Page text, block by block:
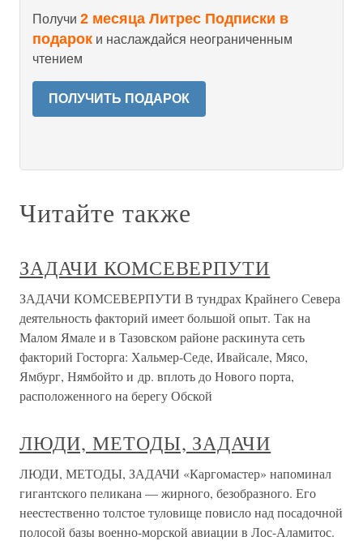
Получи 2 месяца Литрес Подписки в
подарок и наслаждайся неограниченным
чтением
ПОЛУЧИТЬ ПОДАРОК
Читайте также
ЗАДАЧИ КОМСЕВЕРПУТИ
ЗАДАЧИ КОМСЕВЕРПУТИ В тундрах Крайнего Севера
деятельность факторий имеет большой опыт. Так на
Малом Ямале и в Тазовском районе раскинута сеть
факторий Госторга: Хальмер-Седе, Ивайсале, Мясо,
Ямбург, Нямбойто и др. вплоть до Нового порта,
расположенного на берегу Обской
ЛЮДИ, МЕТОДЫ, ЗАДАЧИ
ЛЮДИ, МЕТОДЫ, ЗАДАЧИ «Каргомастер» напоминал
гигантского пеликана — жирного, безобразного. Его
неестественно толстое туловище повисло над посадочной
полосой базы военно-морской авиации в Лос-Аламитос.